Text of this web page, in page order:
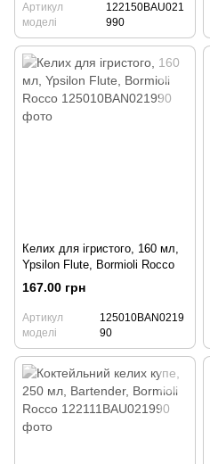
Артикул
моделі
122150BAU021
990
Келих для ігристого, 160 мл,
Ypsilon Flute, Bormioli Rocco
167.00 грн
Артикул
моделі
125010BAN0219
90